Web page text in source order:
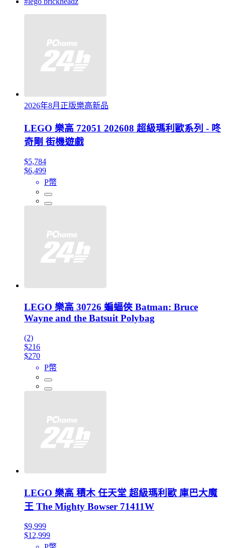
2026年8月正版樂高新品
LEGO 樂高 72051 202608 超級瑪利歐系列 - 咚
奇剛 街機遊戲
$5,784
$6,499
P幣
LEGO 樂高 30726 蝙蝠俠 Batman: Bruce
Wayne and the Batsuit Polybag
(2)
$216
$270
P幣
LEGO 樂高 積木 任天堂 超級瑪利歐 庫巴大魔
王 The Mighty Bowser 71411W
$9,999
$12,999